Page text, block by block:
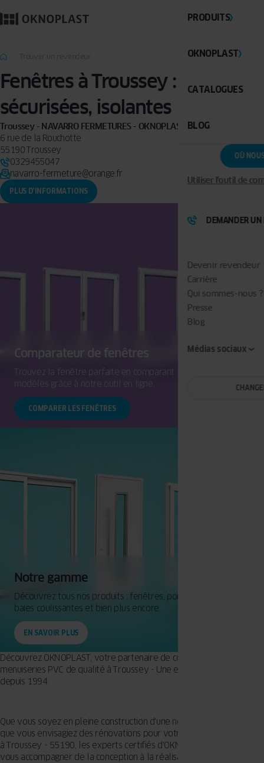
PRODUITS
OKNOPLAST
CATALOGUES
BLOG
OÙ
Utiliser l'outil de
DEMANDER UN
Devenir revendeur
Carrière
Qui sommes-nous ?
Presse
Blog
Médias sociaux
Fenêtres à Troussey : PVC,
sécurisées, isolantes
Troussey - NAVARRO FERMETURES - OKNOPLAST Premium
6 rue de la Rouchotte
55190 Troussey
0329455047
navarro-fermeture@orange.fr
PLUS D'INFORMATIONS
Comparateur de fenêtres
Trouvez la fenêtre parfaite en comparant facilement les
modèles grâce à notre outil en ligne.
COMPARER LES FENÊTRES
Notre gamme
Découvrez tous nos produits : fenêtres, portes d'entrée,
baies coulissantes et bien plus encore.
EN SAVOIR PLUS
Découvrez OKNOPLAST, votre partenaire de confiance pour des
menuiseries PVC de qualité à Troussey - Une expertise européenne
depuis 1994.
Que vous soyez en pleine construction d'une nouvelle maison ou
que vous envisagiez des rénovations pour votre propriété existante
à Troussey - 55190, les experts certifiés d'OKNOPLAST sont là pour
vous accompagner de la conception à la réalisation de vos projets